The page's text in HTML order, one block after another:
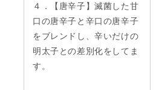
４．【唐辛子】滅菌した甘
口の唐辛子と辛口の唐辛子
をブレンドし、辛いだけの
明太子との差別化をしてま
す。